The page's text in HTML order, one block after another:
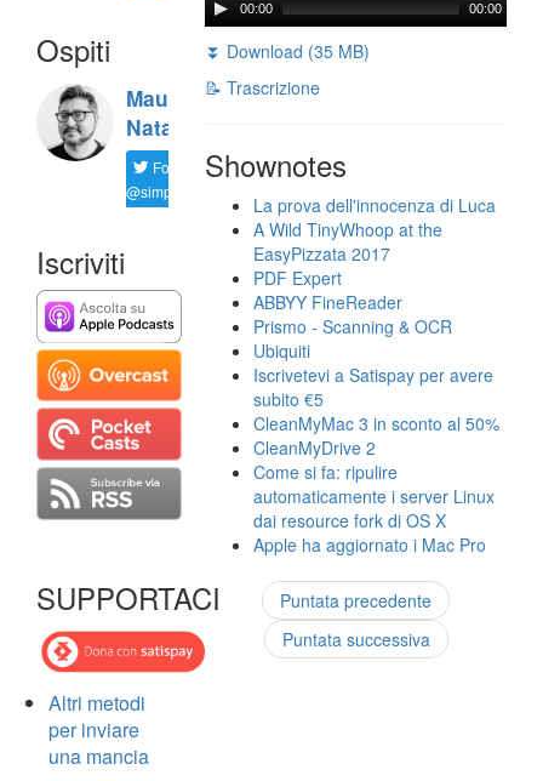
Ospiti
Maurizio
Natali
Follow
@simplemal
Iscriviti
SUPPORTACI
Altri metodi
per inviare
una mancia
00:00 00:00
⏬ Download (35 MB)
📝 Trascrizione
Shownotes
La prova dell'innocenza di Luca
A Wild TinyWhoop at the
EasyPizzata 2017
PDF Expert
ABBYY FineReader
Prismo - Scanning & OCR
Ubiquiti
Iscrivetevi a Satispay per avere
subito €5
CleanMyMac 3 in sconto al 50%
CleanMyDrive 2
Come si fa: ripulire
automaticamente i server Linux
dai resource fork di OS X
Apple ha aggiornato i Mac Pro
Puntata precedente
Puntata successiva